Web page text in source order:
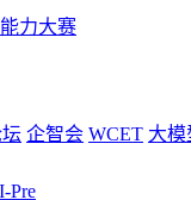
力大赛
企智会 WCET 大模
Pre